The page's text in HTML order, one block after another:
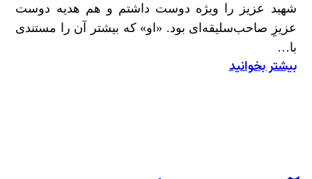
شهید عزیز را ویژه دوست داشتم و هم هدیه دوست
عزیزِ صاحب‌سلیقه‌ای بود. «او» که بیشتر آن را مستندی
با…
بیشتر بخوانید
: